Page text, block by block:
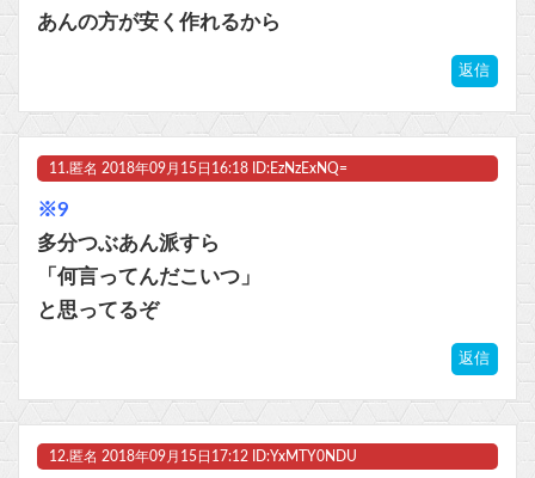
あんの方が安く作れるから
返信
11. 匿名 2018年09月15日16:18 ID:EzNzExNQ=
※9
多分つぶあん派すら
「何言ってんだこいつ」
と思ってるぞ
返信
12. 匿名 2018年09月15日17:12 ID:YxMTY0NDU